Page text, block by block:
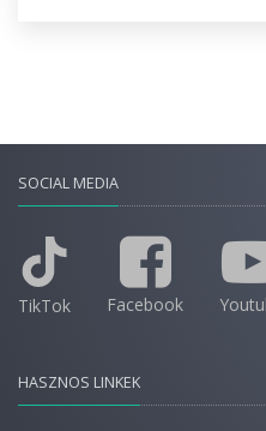
SOCIAL MEDIA
TikTok Facebook
HASZNOS LINKEK